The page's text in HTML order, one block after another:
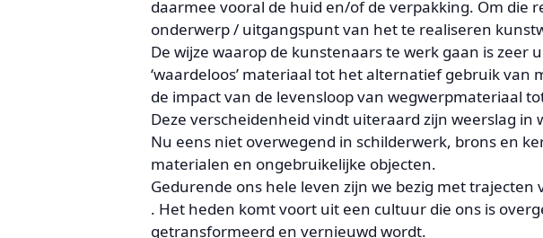
daarmee vooral de huid en/of de verpakking. Om die
onderwerp / uitgangspunt van het te realiseren
De wijze waarop de kunstenaars te werk gaan is
‘waardeloos’ materiaal tot het alternatief gebruik
de impact van de levensloop van wegwerpmateriaal
Deze verscheidenheid vindt uiteraard zijn weerslag in
Nu eens niet overwegend in schilderwerk, brons en
materialen en ongebruikelijke objecten.
Gedurende ons hele leven zijn we bezig met trajecten
. Het heden komt voort uit een cultuur die ons is
getransformeerd en vernieuwd wordt.